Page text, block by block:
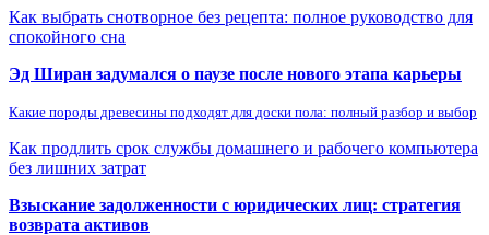
Как выбрать снотворное без рецепта: полное руководство для
спокойного сна
Эд Ширан задумался о паузе после нового этапа карьеры
Какие породы древесины подходят для доски пола: полный разбор и выбор
Как продлить срок службы домашнего и рабочего компьютера
без лишних затрат
Взыскание задолженности с юридических лиц: стратегия
возврата активов